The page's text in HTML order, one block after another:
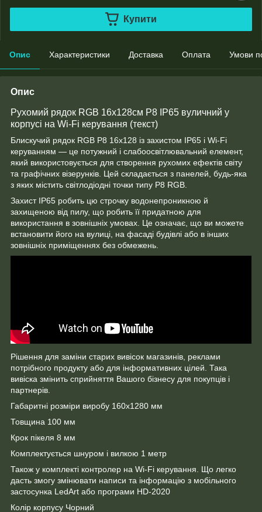
Купити
Опис Характеристики Доставка Оплата Умови
Опис
Рухомий рядок RGB 16х128см Р8 IP65 вуличний у
корпусі на Wi-Fi керування (текст)
Блискучий рядок RGB Р8 16х128 із захистом IP65 і Wi-Fi
керуванням — це потужний і слабоосвітлювальний елемент,
який використовується для створення рухомих ефектів світу
та графічних візерунків. Цей складається з панелей, будь-яка
з яких містить світлодіодні точки типу Р8 RGB.
Захист IP65 робить цю строчку водонепроникною й
захищеною від пилу, що робить її придатною для
використання в зовнішніх умовах. Це означає, що ви можете
встановити його на вулиці, на фасаді будівлі або в інших
зовнішніх приміщеннях без обмежень.
Рішення для заміни старих вивісок магазинів, реклами
потрібного продукту або для інформативних цілей. Така
вивіска змінить сприйняття Вашого бізнесу для покупців і
партнерів.
Габаритні розміри виробу 160х1280 мм
Товщина 100 мм
Крок пікеля 8 мм
Комплектується шнуром і вилкою 1 метр
Також у комплекті контролер на Wi-Fi керування. Що легко
дасть змогу змінювати написи та інформацію з мобільного
застосунка LedArt або програми HD-2020
Колір корпусу Чорний